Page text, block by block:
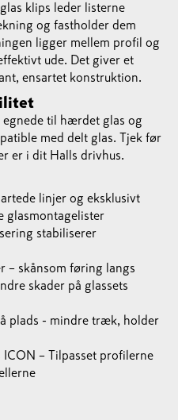
klips leder listerne
og fastholder dem
ligger mellem profil og
ude. Det giver et
ensartet konstruktion.
egnede til hærdet glas og
med delt glas. Tjek før
er i dit Halls drivhus.
linjer og eksklusivt
glasmontagelister
stabiliserer
– skånsom føring langs
skader på glassets
plads - mindre træk, holder
– Tilpasset profilerne